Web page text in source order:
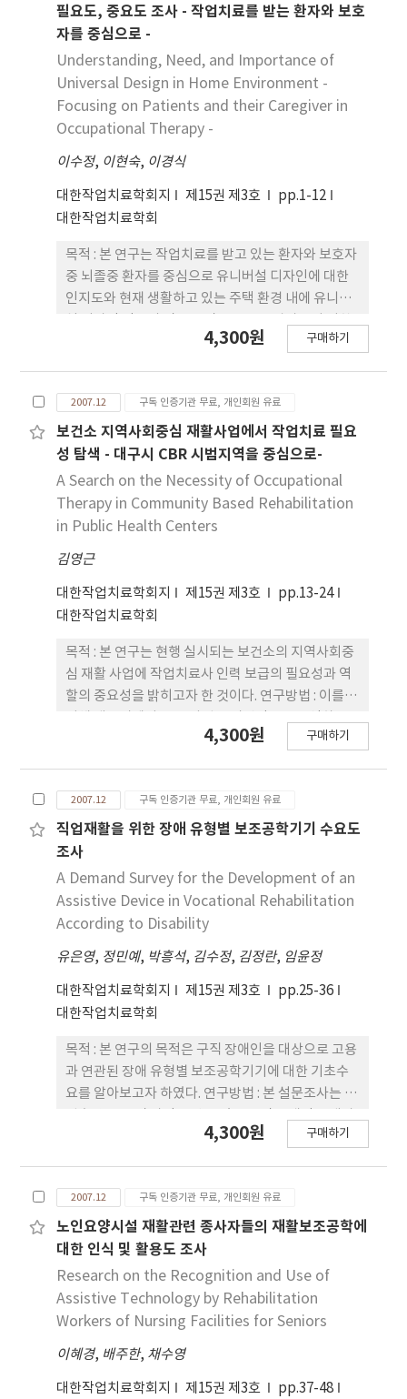
필요도, 중요도 조사 - 작업치료를 받는 환자와 보호
자를 중심으로 -
Understanding, Need, and Importance of
Universal Design in Home Environment -
Focusing on Patients and their Caregiver in
Occupational Therapy -
이수정, 이현숙, 이경식
대한작업치료학회지 제15권 제3호
pp.1-12
대한작업치료학회
목적 : 본 연구는 작업치료를 받고 있는 환자와 보호자
중 뇌졸중 환자를 중심으로 유니버설 디자인에 대한
인지도와 현재 생활하고 있는 주택 환경 내에 유니버
것이다. 연구방법 : 서울과 경기도의 종합병원에서 작
를 실시하였다. 설문지는 조사 대상자의 일반적 사항,
유니버설 디자인에 대한 지식 여부, 현재 거주하고 있
는 주택의 편리도, 유니버설 디자인에 대한 필요도 및
중요도로 구성되었다. 주택의 편리도, 유니버설 디자
인에 대한 필요도 및 중요도에 관한 설문은 주택 입구,
현관, 방, 부엌, 욕실, 주택 전체에 있는 설비 및 가구
고 4점 척도로 구성되었다. 결과 : 유니버설 디자인에
대해서 이번 연구 전에 들어본 적이 있는 사람은 환자
33.9%, 보호자 35.7%이었다. 유니버설 디자인을 가
옥에 적용할 의사는 환자의 경우 33.9%, 보호자의 경
우 57.1%이었다. 환자 및 보호자가 현재 생활하고 있
는 주택 전반에 걸친 편리도는 환자의 경우 2.89점, 보
호자의 경우 2.82점이었다. 유니버설 디자인의 적용
이 필요한 부분은 환자나 보호자 모두 주택 입구, 욕
실, 주택 전체에 있는 설비 및 가구의 순서였다. 유니
주택 입구, 부엌, 욕실의 순서로 중요하다고 하였다.
결론 : 본 연구의 결과 유니버설 디자인에 대한 환자와
보호자의 인식도가 낮은 편으로 유니버설 디자인을
얻을 수 있는 장점을 환자와 보호자들에게 인식시켜
줄 필요가 있고 유니버설 디자인을 가옥에 적용 할 때
주택 입구, 욕실, 부엌에 대한 세심한 고려가 필요하
다는 것을 알 수 있었다.
4,300원 구매하기
2007.12 구독 인증기관 무료, 개인회원 유료
보건소 지역사회중심 재활사업에서 작업치료 필요
성 탐색 - 대구시 CBR 시범지역을 중심으로-
A Search on the Necessity of Occupational
Therapy in Community Based Rehabilitation
in Public Health Centers
김영근
대한작업치료학회지 제15권 제3호
pp.13-24
대한작업치료학회
목적 : 본 연구는 현행 실시되는 보건소의 지역사회중
심 재활 사업에 작업치료사 인력 보급의 필요성과 역
할의 중요성을 밝히고자 한 것이다. 연구방법 : 이를
보건소를 중심으로 지역사회재활 사업에 참여한 장애
후 환자의 변화를 비교하고, 사업의 현실적인 문제를
조사하기 위해 담당관과의 심층 면담을 실시하였다.
결과 : 설문조사에서 지역사회장애인들이 전문재활치
료를 필요로 하였고, 작업치료 프로그램이 포함된 지
역중심 재활사업에 만족도가 높았다. 작업치료 프로
그램 전 후 비교에서는 중재 전후 일상생활활동과 삶
의 질에서 의미 있는 차이가 있었다(p<.01). 결론 : 장
애인들의 일상생활활동을 향상시키고, 사회적 참여
를 통한 삶의 질을 향상시키기 위해 서 지역사회중심
재활 사업에 작업치료사의 개입이 필요하다. 그리고
CBR사업의 활성화를 위해 보건소에 작업치료사 배
치를 위한 절차적인 기준을 마련해야 한다.
4,300원 구매하기
2007.12 구독 인증기관 무료, 개인회원 유료
직업재활을 위한 장애 유형별 보조공학기기 수요도
조사
A Demand Survey for the Development of an
Assistive Device in Vocational Rehabilitation
According to Disability
유은영, 정민예, 박흥석, 김수정, 김정란, 임윤정
대한작업치료학회지 제15권 제3호
pp.25-36
대한작업치료학회
목적 : 본 연구의 목적은 구직 장애인을 대상으로 고용
과 연관된 장애 유형별 보조공학기기에 대한 기초수
요를 알아보고자 하였다. 연구방법 : 본 설문조사는 직
으로 하였으며 지역적 변수를 고려하여 표집 하였다.
공학기기 품목을 분석하였다. 결과 : 보조공학기기의
장애 유형별 개발 수요는 지체 장애인은 일상생활, 작
업보조기구, 이동을 가장 우선 개발해야 하는 영역으
로 지목하였고, 시각 장애인은 시각, 청각 장애인은
청각 관련 보조공학기기의 개발을 요구하였다. 세부
제품에 대한 개발 요구 정도에서는 지체 장애인은 일
상생활영역에서는 높낮이 조절 가능한 세면기 및 변
기 등을 가장 개발이 요구되는 제품으로 지목하였고,
작업보조기구에서는 작업물 운송/운반 장치, 높낮이
4,300원 구매하기
2007.12 구독 인증기관 무료, 개인회원 유료
노인요양시설 재활관련 종사자들의 재활보조공학에
대한 인식 및 활용도 조사
Research on the Recognition and Use of
Assistive Technology by Rehabilitation
Workers of Nursing Facilities for Seniors
이혜경, 배주한, 채수영
대한작업치료학회지 제15권 제3호 pp.37-48